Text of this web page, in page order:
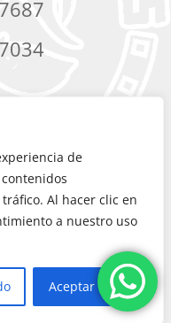
de
Al hacer clic en
a nuestro uso
Aceptar todo
per Artic Agency